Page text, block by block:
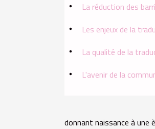
La réduction des
Les enjeux de la
La qualité de la
L'avenir de la
donnant naissance à une